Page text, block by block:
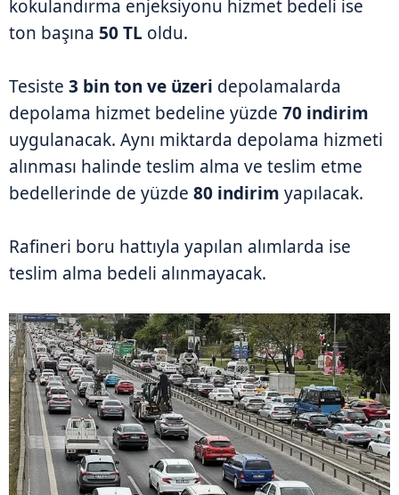
kokulandırma enjeksiyonu hizmet bedeli ise
ton başına 50 TL oldu.
Tesiste 3 bin ton ve üzeri depolamalarda
depolama hizmet bedeline yüzde 70 indirim
uygulanacak. Aynı miktarda depolama hizmeti
alınması halinde teslim alma ve teslim etme
bedellerinde de yüzde 80 indirim yapılacak.
Rafineri boru hattıyla yapılan alımlarda ise
teslim alma bedeli alınmayacak.